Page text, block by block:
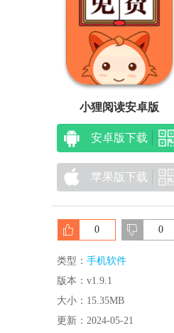
小狸阅读安卓版
安卓版下载
苹果版下载
0 0
类型： 手机软件
版本：v1.9.1
大小：15.35MB
更新：2024-05-21